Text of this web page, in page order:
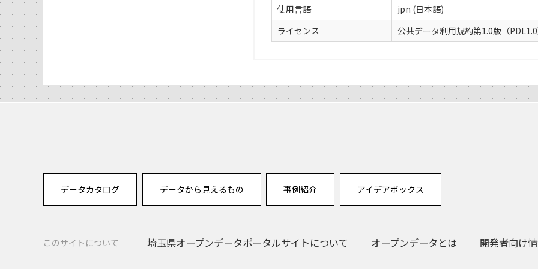
使用言語
jpn (日本語)
ライセンス
公共データ利用規約第1.0版（
データカタログ データから見えるもの 事例紹介 アイデアボックス
このサイトについて 埼玉県オープンデータポータルサイトについて オープンデータとは 開発者向け